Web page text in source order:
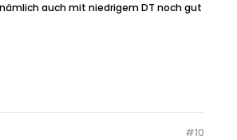
auch mit niedrigem DT noch gut
#10